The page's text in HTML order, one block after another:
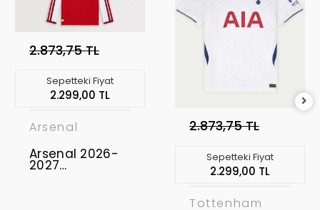
2.873,75 TL
Sepetteki Fiyat
2.299,00 TL
Arsenal
Arsenal 2026-
2027
2.873,75 TL
Sepetteki Fiyat
2.299,00 TL
Tottenham